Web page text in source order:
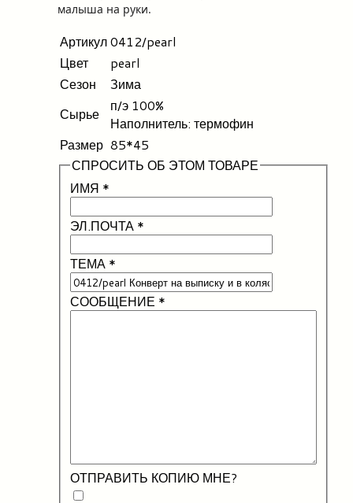
малыша на руки.
Артикул0412/pearl
Цвет
pearl
Сезон
Зима
Сырье
п/э 100%
Наполнитель: термофин
Размер 85*45
СПРОСИТЬ ОБ ЭТОМ ТОВАРЕ
ИМЯ *
ЭЛ.ПОЧТА*
ТЕМА*
СООБЩЕНИЕ *
ОТПРАВИТЬ КОПИЮ МНЕ?